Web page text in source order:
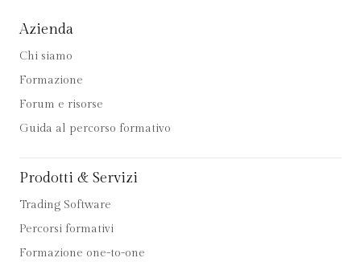
Azienda
Chi siamo
Formazione
Forum e risorse
Guida al percorso formativo
Prodotti & Servizi
Trading Software
Percorsi formativi
Formazione one-to-one